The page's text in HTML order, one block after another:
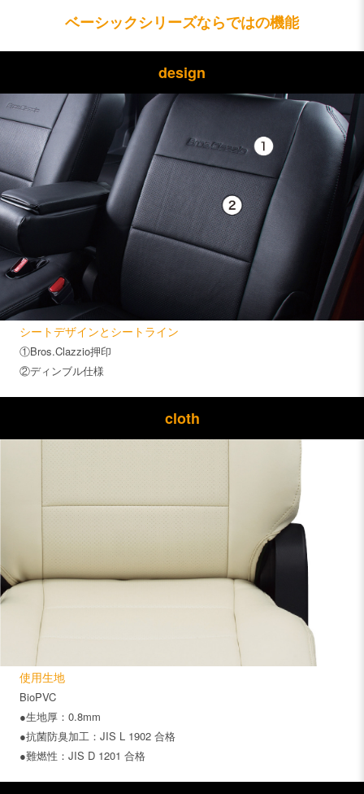
ベーシックシリーズならではの機能
design
シートデザインとシートライン
①Bros.Clazzio押印
②ディンブル仕様
cloth
使用生地
BioPVC
●生地厚：0.8mm
●抗菌防臭加工：JIS L 1902 合格
●難燃性：JIS D 1201 合格